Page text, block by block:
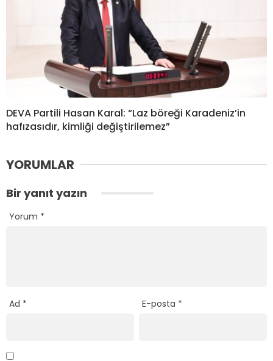
DEVA Partili Hasan Karal: “Laz böreği Karadeniz’in
hafızasıdır, kimliği değiştirilemez”
YORUMLAR
Bir yanıt yazın
Yorum *
Ad * E-posta *